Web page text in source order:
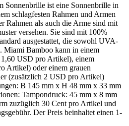
Sonnenbrille ist eine Sonnenbrille in
schlagfesten Rahmen und Armen
Rahmen als auch die Arme sind mit
versehen. Sie sind mit 100%
ausgestattet, die sowohl UVA-
Miami Bamboo kann in einem
USD pro Artikel), einem
Artikel) oder einem grauen
(zusätzlich 2 USD pro Artikel)
B 145 mm x H 48 mm x 33 mm
Tampondruck: 45 mm x 8 mm
zuzüglich 30 Cent pro Artikel und
Der Preis beinhaltet einen 1-